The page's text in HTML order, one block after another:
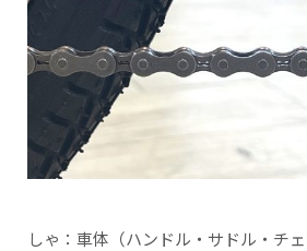
しゃ：車体（ハンドル・サドル・チ